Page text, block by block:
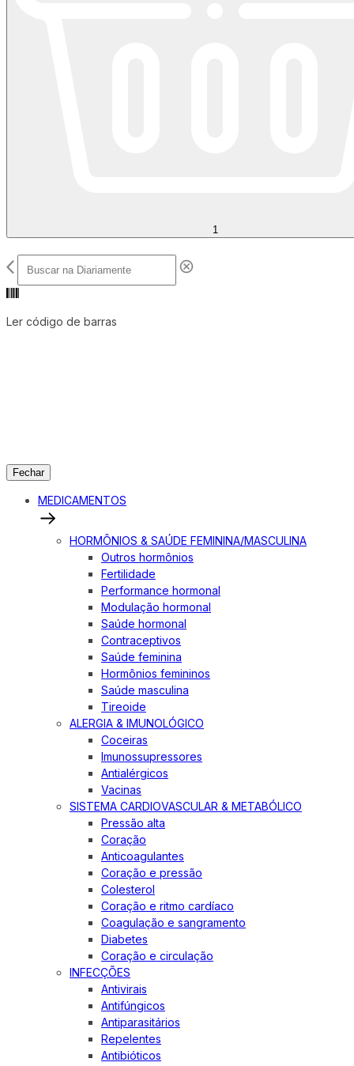
1
Ler código de barras
Fechar
MEDICAMENTOS
HORMÔNIOS & SAÚDE FEMININA/MASCULINA
Outros hormônios
Fertilidade
Performance hormonal
Modulação hormonal
Saúde hormonal
Contraceptivos
Saúde feminina
Hormônios femininos
Saúde masculina
Tireoide
ALERGIA & IMUNOLÓGICO
Coceiras
Imunossupressores
Antialérgicos
Vacinas
SISTEMA CARDIOVASCULAR & METABÓLICO
Pressão alta
Coração
Anticoagulantes
Coração e pressão
Colesterol
Coração e ritmo cardíaco
Coagulação e sangramento
Diabetes
Coração e circulação
INFECÇÕES
Antivirais
Antifúngicos
Antiparasitários
Repelentes
Antibióticos